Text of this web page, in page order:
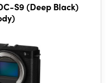
S9 (Deep Black)